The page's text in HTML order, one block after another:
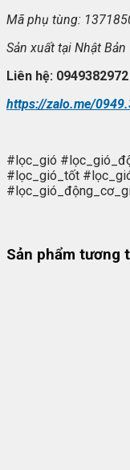
Mã phụ tùng:
Sản xuất tại Nhật Bản
Liên hệ: 0949382972
https://zalo.me/
#lọc_gió
#lọc_gió_tốt
Sản phẩm tương